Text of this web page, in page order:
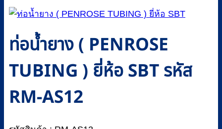
ท่อน้ำยาง ( PENROSE
TUBING ) ยี่ห้อ SBT รหัส
RM-AS12